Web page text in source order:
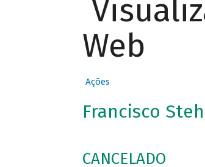
Web
Ações
Francisco
CANCELADO